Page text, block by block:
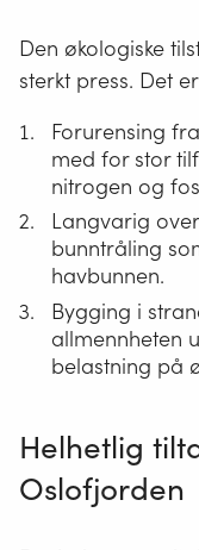
Den økologiske
sterkt press. Det
Forurensing
med for stor
nitrogen og
Langvarig
bunntråling
havbunnen.
Bygging i
allmennheten
belastning på
Helhetlig
Oslofjorden